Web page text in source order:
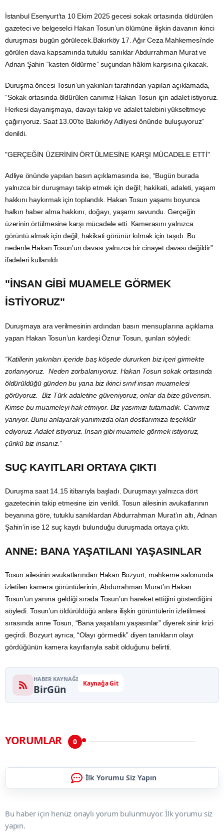
İstanbul Esenyurt’ta 10 Ekim 2025 gecesi sokak ortasında öldürülen
gazeteci ve belgeselci Hakan Tosun’un ölümüne ilişkin davanın ikinci
duruşması bugün görülecek.Bakırköy 17. Ağır Ceza Mahkemesi’nde
görülen dava kapsamında tutuklu sanıklar Abdurrahman Murat ve
Adnan Şahin “kasten öldürme” suçundan hâkim karşısına çıkacak.
Duruşma öncesi Tosun’un yakınları tarafından yapılan açıklamada,
“Sokak ortasında öldürülen canımız Hakan Tosun için adalet istiyoruz.
Herkesi dayanışmaya, davayı takip ve adalet talebini yükseltmeye
çağırıyoruz. Saat 13.00’te Bakırköy Adliyesi önünde buluşuyoruz”
denildi.
"GERÇEĞİN ÜZERİNİN ÖRTÜLMESİNE KARŞI MÜCADELE ETTİ"
Adliye önünde yapılan basın açıklamasında ise, “Bugün burada
yalnızca bir duruşmayı takip etmek için değil; hakikati, adaleti, yaşam
hakkını haykırmak için toplandık. Hakan Tosun yaşamı boyunca
halkın haber alma hakkını, doğayı, yaşamı savundu. Gerçeğin
üzerinin örtülmesine karşı mücadele etti. Kamerasını yalnızca
görüntü almak için değil, hakikati görünür kılmak için taşıdı. Bu
nedenle Hakan Tosun’un davası yalnızca bir cinayet davası değildir”
ifadeleri kullanıldı.
"İNSAN GİBİ MUAMELE GÖRMEK
İSTİYORUZ"
Duruşmaya ara verilmesinin ardından basın mensuplarına açıklama
yapan Hakan Tosun’un kardeşi Öznur Tosun, şunları söyledi:
“Katillerin yakınları içeride baş köşede dururken biz içeri girmekte
zorlanıyoruz. Neden zorbalanıyoruz. Hakan Tosun sokak ortasında
öldürüldüğü günden bu yana biz ikinci sınıf insan muamelesi
görüyoruz. Biz Türk adaletine güveniyoruz, onlar da bize güvensin.
Kimse bu muameleyi hak etmiyor. Biz yasımızı tutamadık. Canımız
yanıyor. Bunu anlayarak yanımızda olan dostlarımıza teşekkür
ediyoruz. Adalet istiyoruz. İnsan gibi muamele görmek istiyoruz,
çünkü biz insanız.”
SUÇ KAYITLARI ORTAYA ÇIKTI
Duruşma saat 14.15 itibarıyla başladı. Duruşmayı yalnızca dört
gazetecinin takip etmesine izin verildi. Tosun ailesinin avukatlarının
beyanına göre, tutuklu sanıklardan Abdurrahman Murat’ın altı, Adnan
Şahin’in ise 12 suç kaydı bulunduğu duruşmada ortaya çıktı.
ANNE: BANA YAŞATILANI YAŞASINLAR
Tosun ailesinin avukatlarından Hakan Bozyurt, mahkeme salonunda
izletilen kamera görüntülerinin, Abdurrahman Murat’ın Hakan
Tosun’un yanına geldiği sırada Tosun’un hareket ettiğini gösterdiğini
söyledi. Tosun’un öldürüldüğü anlara ilişkin görüntülerin izletilmesi
sırasında anne Tosun, “Bana yaşatılanı yaşasınlar” diyerek sinir krizi
geçirdi. Bozyurt ayrıca, “Olayı görmedik” diyen tanıkların olayı
gördüğünün kamera kayıtlarıyla sabit olduğunu belirtti.
HABER KAYNAĞI
BirGün Kaynağa Git
YORUMLAR 0
İlk Yorumu Siz Yapın
Bu haber için henüz onaylı yorum bulunmuyor. İlk yorumu siz
yapın.